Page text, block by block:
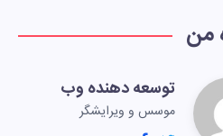
من
توسعه دهنده وب
موسس و ویرایشگر